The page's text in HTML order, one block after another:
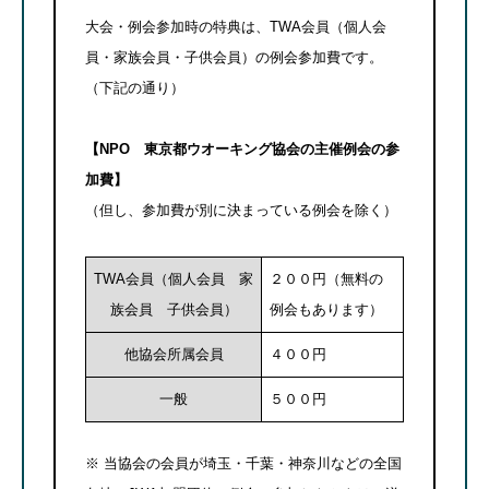
大会・例会参加時の特典は、TWA会員（個人会
員・家族会員・子供会員）の例会参加費です。
（下記の通り）
【NPO 東京都ウオーキング協会の主催例会の参
加費】
（但し、参加費が別に決まっている例会を除く）
TWA会員（個人会員 家
族会員 子供会員）
２００円（無料の
例会もあります）
他協会所属会員 ４００円
一般 ５００円
※ 当協会の会員が埼玉・千葉・神奈川などの全国